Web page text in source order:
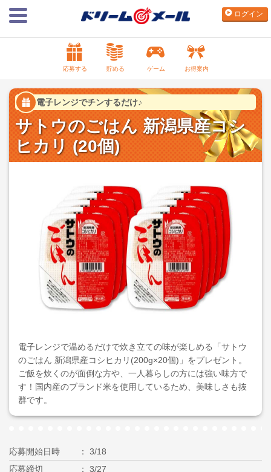
ログイン
応募する 貯める ゲーム お得案内
電子レンジでチンするだけ♪
サトウのごはん 新潟県産コシ
ヒカリ (20個)
電子レンジで温めるだけで炊き立ての味が楽しめる「サトウ
のごはん 新潟県産コシヒカリ(200g×20個)」をプレゼント。
ご飯を炊くのが面倒な方や、一人暮らしの方には強い味方で
す！国内産のブランド米を使用しているため、美味しさも抜
群です。
応募開始日時
3/18
応募締切
3/27